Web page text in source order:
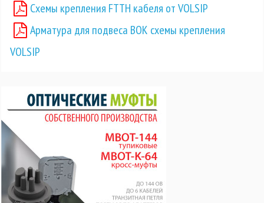
Схемы крепления FTTH кабеля от VOLSIP
Арматура для подвеса ВОК схемы крепления
VOLSIP